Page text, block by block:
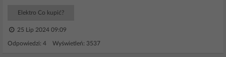
Elektro Co kupić?
25 Lip 2024 09:09
Odpowiedzi: 4 Wyświetleń: 3537